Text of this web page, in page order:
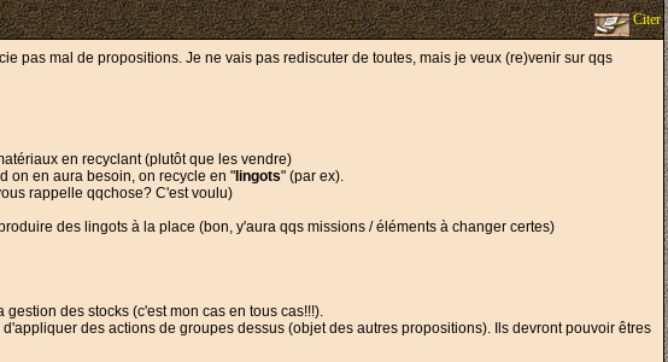
Citer
pas mal de propositions. Je ne vais pas rediscuter de toutes, mais je veux (re)venir sur qqs
en recyclant (plutôt que les vendre)
on en aura besoin, on recycle en " lingots" (par ex).
rappelle qqchose? C'est voulu)
des lingots à la place (bon, y'aura qqs missions / éléments à changer certes)
des stocks (c'est mon cas en tous cas!!!).
des actions de groupes dessus (objet des autres propositions). Ils devront pouvoir êtres